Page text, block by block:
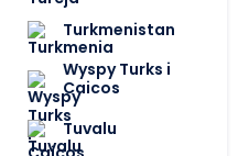
Turkmenistan
Wyspy Turks i
Caicos
Tuvalu